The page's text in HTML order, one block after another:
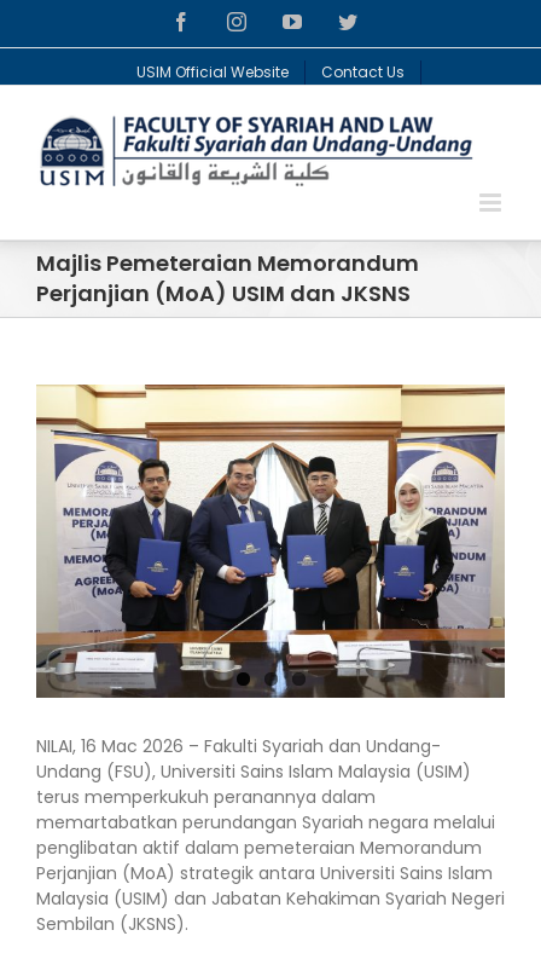
FacebookInstagramYouTubeTwitter
USIM Official Website Contact Us
Majlis Pemeteraian Memorandum
Perjanjian (MoA) USIM dan JKSNS
Larger
Image
NILAI, 16 Mac 2026 – Fakulti Syariah dan Undang-
Undang (FSU), Universiti Sains Islam Malaysia (USIM)
terus memperkukuh peranannya dalam
memartabatkan perundangan Syariah negara melalui
penglibatan aktif dalam pemeteraian Memorandum
Perjanjian (MoA) strategik antara Universiti Sains Islam
Malaysia (USIM) dan Jabatan Kehakiman Syariah Negeri
Sembilan (JKSNS).